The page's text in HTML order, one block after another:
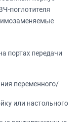
поглотителя
портах передачи
переменного/
или настольного